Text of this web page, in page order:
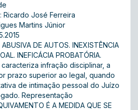
Ricardo José Ferreira
Martins Júnior
DE AUTOS. INEXISTÊNCIA
INEFICÁCIA PROBATÓRIA.
caracteriza infração disciplinar, a
prazo superior ao legal, quando
de intimação pessoal do Juízo
Representação
É A MEDIDA QUE SE